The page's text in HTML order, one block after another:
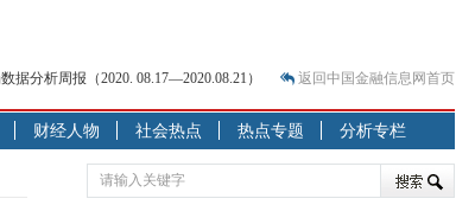
据分析周报（2020. 08.17—2020.08.21）
售业如何浴火重生？
传统零售商的转型突围之旅
据分析周报（2020. 07.27—2020.07.31）
返回中国金融信息网首页
财经人物 社会热点 热点专题 分析专栏